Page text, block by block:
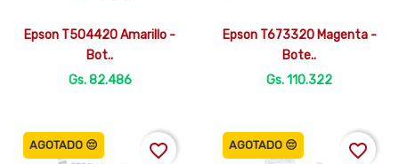
Vista rápida
Epson T504420 Amarillo -
Bot..
Gs. 82.486
Vista rápida
Epson T673320 Magenta -
Bote..
Gs. 110.322
AGOTADO 😔 favorite_border AGOTADO 😔 favorite_border